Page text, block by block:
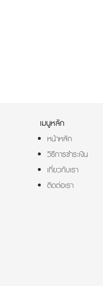
เมนูหลัก
หน้าหลัก
วิธีการชำระเงิน
เกี่ยวกับเรา
ติดต่อเรา